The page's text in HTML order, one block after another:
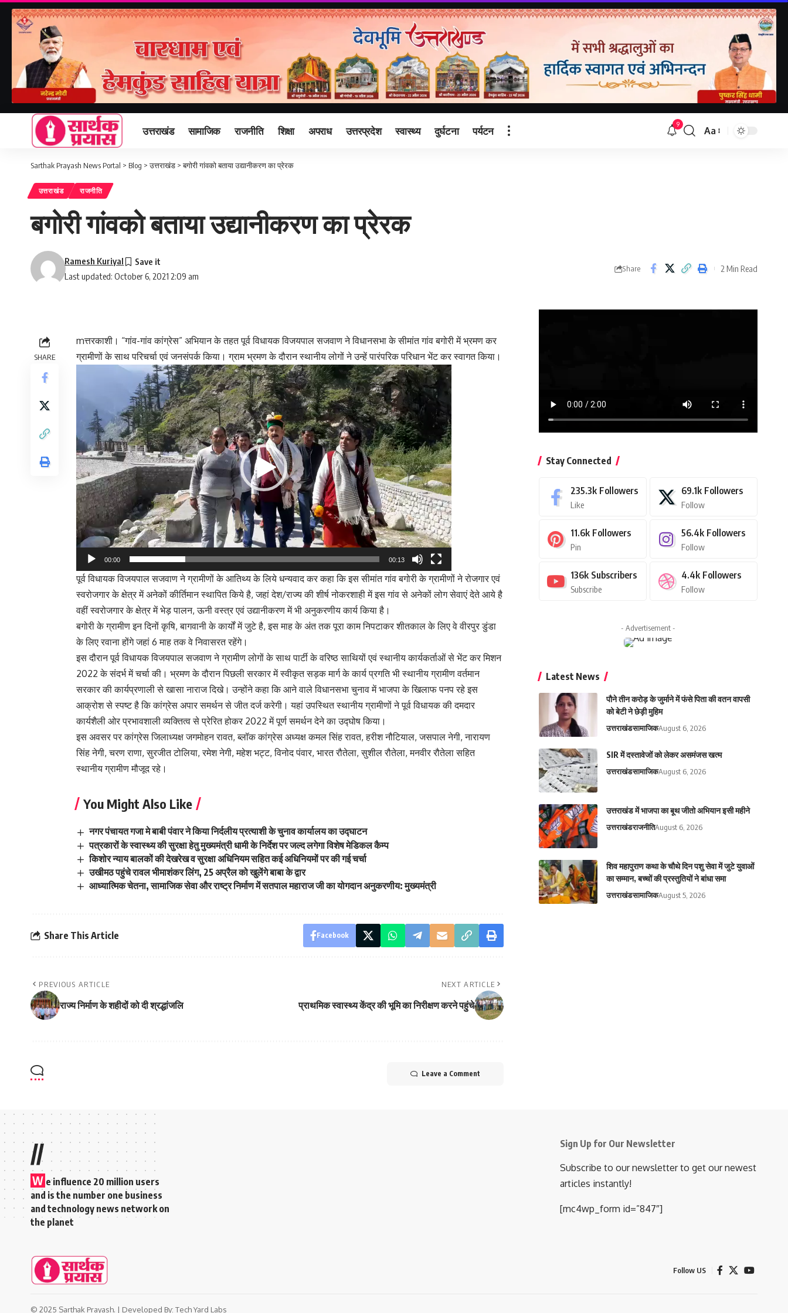
उत्तराखंड सामाजिक राजनीति शिक्षा अपराध उत्तरप्रदेश स्वास्थ्य दुर्घटना पर्यटन 9
Font
Aa
Sarthak Prayash News Portal > Blog >उत्तराखंड >बगोरी गांवको बताया उद्यानीकरण का प्रेरक
उत्तराखंड राजनीति
बगोरी गांवको बताया उद्यानीकरण का प्रेरक
Last updated: October 6, 2021 2:09 am
Ramesh Kuriyal
Share 2 Min Read
SHARE
mत्तरकाशी। “गांव-गांव कांग्रेस” अभियान के तहत पूर्व विधायक विजयपाल सजवाण ने विधानसभा के सीमांत गांव बगोरी में भ्रमण कर
ग्रामीणों के साथ परिचर्चा एवं जनसंपर्क किया। ग्राम भ्रमण के दौरान स्थानीय लोगों ने उन्हें पारंपरिक परिधान भेंट कर स्वागत किया।
00:00 00:13
पूर्व विधायक विजयपाल सजवाण ने ग्रामीणों के आतिथ्य के लिये धन्यवाद कर कहा कि इस सीमांत गांव बगोरी के ग्रामीणों ने रोजगार एवं
स्वरोजगार के क्षेत्र में अनेकों कीर्तिमान स्थापित किये है, जहां देश/राज्य की शीर्ष नोकरशाही में इस गांव से अनेकों लोग सेवाएं देते आये है
वहीं स्वरोजगार के क्षेत्र में भेड़ पालन, ऊनी वस्त्र एवं उद्यानीकरण में भी अनुकरणीय कार्य किया है।
बगोरी के ग्रामीण इन दिनों कृषि, बागवानी के कार्यों में जुटे है, इस माह के अंत तक पूरा काम निपटाकर शीतकाल के लिए वे वीरपुर डुंडा
के लिए रवाना होंगे जहां 6 माह तक वे निवासरत रहेंगे।
इस दौरान पूर्व विधायक विजयपाल सजवाण ने ग्रामीण लोगों के साथ पार्टी के वरिष्ठ साथियों एवं स्थानीय कार्यकर्ताओं से भेंट कर मिशन
2022 के संदर्भ में चर्चा की। भ्रमण के दौरान पिछली सरकार में स्वीकृत सड़क मार्ग के कार्य प्रगति भी स्थानीय ग्रामीण वर्तमान
सरकार की कार्यप्रणाली से खासा नाराज दिखे। उन्होंने कहा कि आने वाले विधानसभा चुनाव में भाजपा के खिलाफ पनप रहे इस
आक्रोश से स्पष्ट है कि कांग्रेस अपार समर्थन से जीत दर्ज करेगी। यहां उपस्थित स्थानीय ग्रामीणों ने पूर्व विधायक की दमदार
कार्यशैली ओर प्रभावशाली व्यक्तित्व से प्रेरित होकर 2022 में पूर्ण समर्थन देने का उद्घोष किया।
इस अवसर पर कांग्रेस जिलाध्यक्ष जगमोहन रावत, ब्लॉक कांग्रेस अध्यक्ष कमल सिंह रावत, हरीश नौटियाल, जसपाल नेगी, नारायण
सिंह नेगी, चरण राणा, सुरजीत टोलिया, रमेश नेगी, महेश भट्ट, विनोद पंवार, भारत रौतेला, सुशील रौतेला, मनवीर रौतेला सहित
स्थानीय ग्रामीण मौजूद रहे।
You Might Also Like
नगर पंचायत गजा मे बाबी पंवार ने किया निर्दलीय प्रत्याशी के चुनाव कार्यालय का उद्घाटन
पत्रकारों के स्वास्थ्य की सुरक्षा हेतु मुख्यमंत्री धामी के निर्देश पर जल्द लगेगा विशेष मेडिकल कैम्प
किशोर न्याय बालकों की देखरेख व सुरक्षा अधिनियम सहित कई अधिनियमों पर की गई चर्चा
उखीमठ पहुंचे रावल भीमाशंकर लिंग, 25 अप्रैल को खुलेंगे बाबा के द्वार
आध्यात्मिक चेतना, सामाजिक सेवा और राष्ट्र निर्माण में सतपाल महाराज जी का योगदान अनुकरणीय: मुख्यमंत्री
Share This Article Facebook
PREVIOUS ARTICLE
राज्य निर्माण के शहीदों को दी श्रद्धांजलि
NEXT ARTICLE
प्राथमिक स्वास्थ्य केंद्र की भूमि का निरीक्षण करने पहुंचे
Leave a Comment
Stay Connected
235.3k Followers
Like
69.1k Followers
Follow
11.6k Followers
Pin
56.4k Followers
Follow
136k Subscribers
Subscribe
4.4k Followers
Follow
- Advertisement -
Latest News
पौने तीन करोड़ के जुर्माने में फंसे पिता की वतन वापसी
को बेटी ने छेड़ी मुहिम
उत्तराखंडसामाजिकAugust 6, 2026
SIR में दस्तावेजों को लेकर असमंजस खत्म
उत्तराखंडसामाजिकAugust 6, 2026
उत्तराखंड में भाजपा का बूथ जीतो अभियान इसी महीने
उत्तराखंडराजनीतिAugust 6, 2026
शिव महापुराण कथा के चौथे दिन पशु सेवा में जुटे युवाओं
का सम्मान, बच्चों की प्रस्तुतियों ने बांधा समा
उत्तराखंडसामाजिकAugust 5, 2026
//
W e influence 20 million users
and is the number one business
and technology news network on
the planet
Sign Up for Our Newsletter
Subscribe to our newsletter to get our newest
articles instantly!
[mc4wp_form id=”847″]
Follow US
© 2025 Sarthak Prayash. | Developed By: Tech Yard Labs